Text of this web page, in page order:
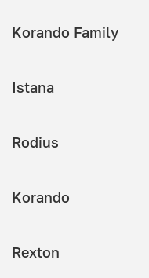
Korando Family
Istana
Rodius
Korando
Rexton